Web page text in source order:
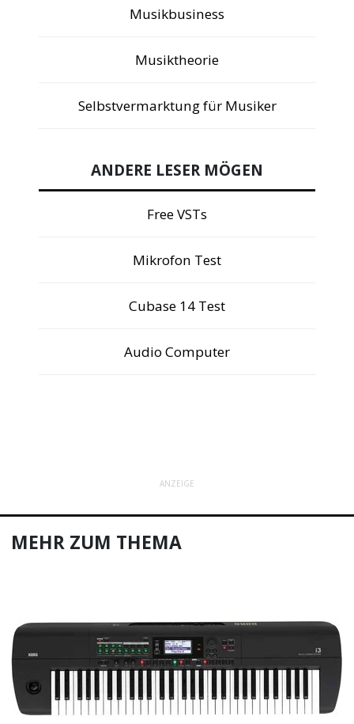
Musikbusiness
Musiktheorie
Selbstvermarktung für Musiker
ANDERE LESER MÖGEN
Free VSTs
Mikrofon Test
Cubase 14 Test
Audio Computer
ANZEIGE
MEHR ZUM THEMA